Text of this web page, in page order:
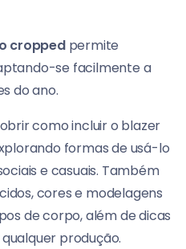
croppedpermite
se facilmente a
do ano.
como incluir o blazer
formas de usá-lo
e casuais. Também
cores e modelagens
de corpo, além de dicas
produção.